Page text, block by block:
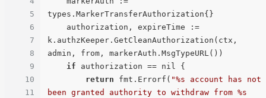
5
6
7
8
9
10
11
types.MarkerTransferAuthorization{}
k.authzKeeper.GetCleanAuthorization(ctx,
admin, from, markerAuth.MsgTypeURL())
if authorization == nil {
return fmt.Errorf( "%s account has not
been granted authority to withdraw from %s